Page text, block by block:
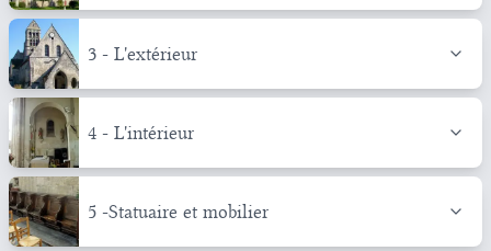
3 - L'extérieur
4 - L'intérieur
5 -Statuaire et mobilier